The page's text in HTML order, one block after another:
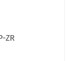
ZR